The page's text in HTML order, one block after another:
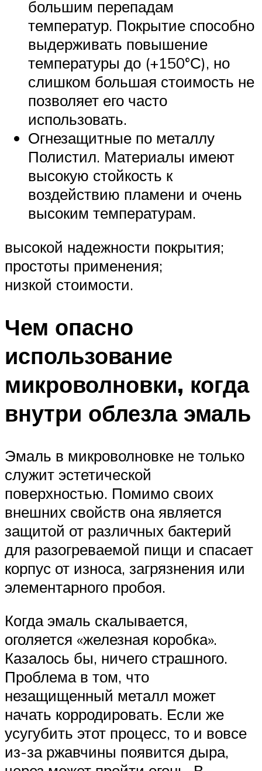
большим перепадам
температур. Покрытие способно
выдерживать повышение
температуры до (+150°С), но
слишком большая стоимость не
позволяет его часто
использовать.
Огнезащитные по металлу
Полистил. Материалы имеют
высокую стойкость к
воздействию пламени и очень
высоким температурам.
высокой надежности покрытия;
простоты применения;
низкой стоимости.
Чем опасно
использование
микроволновки, когда
внутри облезла эмаль
Эмаль в микроволновке не только
служит эстетической
поверхностью. Помимо своих
внешних свойств она является
защитой от различных бактерий
для разогреваемой пищи и спасает
корпус от износа, загрязнения или
элементарного пробоя.
Когда эмаль скалывается,
оголяется «железная коробка».
Казалось бы, ничего страшного.
Проблема в том, что
незащищенный металл может
начать корродировать. Если же
усугубить этот процесс, то и вовсе
из-за ржавчины появится дыра,